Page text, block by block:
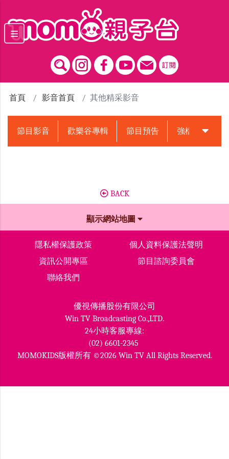
首頁 影音首頁 其他精采影音
節目影音 歡樂谷專輯 節目預告 強檔動畫預告
BACK
顯示網站地圖
隱私權保護政策
個人資料保護法聲明
資訊公開專區
節目諮詢委員會
聯絡我們
優視傳播股份有限公司
Win TV Broadcasting Co.,LTD.
24小時客服專線:
(02) 6601-2345
MOMOKIDS版權所有 ©2026 Win TV All Rights Reserved.